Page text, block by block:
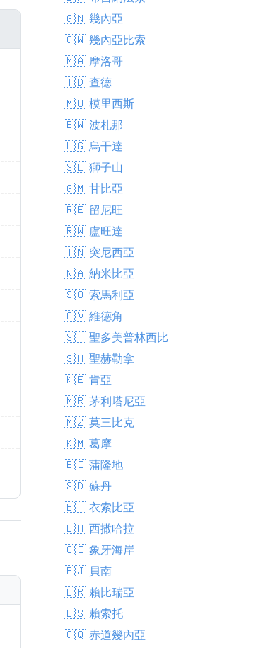
週三 12. 8月
晴天
28.7°C
42%
0.0 mm
05:46 AM
New Moon
21
🇬🇳 幾內亞
🇬🇼 幾內亞比索
🇲🇦 摩洛哥
🇹🇩 查德
🇲🇺 模里西斯
🇧🇼 波札那
🇺🇬 烏干達
🇸🇱 獅子山
🇬🇲 甘比亞
🇷🇪 留尼旺
🇷🇼 盧旺達
🇹🇳 突尼西亞
🇳🇦 納米比亞
🇸🇴 索馬利亞
🇨🇻 維德角
🇸🇹 聖多美普林西比
🇸🇭 聖赫勒拿
🇰🇪 肯亞
🇲🇷 茅利塔尼亞
🇲🇿 莫三比克
🇰🇲 葛摩
🇧🇮 蒲隆地
🇸🇩 蘇丹
🇪🇹 衣索比亞
🇪🇭 西撒哈拉
🇨🇮 象牙海岸
🇧🇯 貝南
🇱🇷 賴比瑞亞
🇱🇸 賴索托
🇬🇶 赤道幾內亞